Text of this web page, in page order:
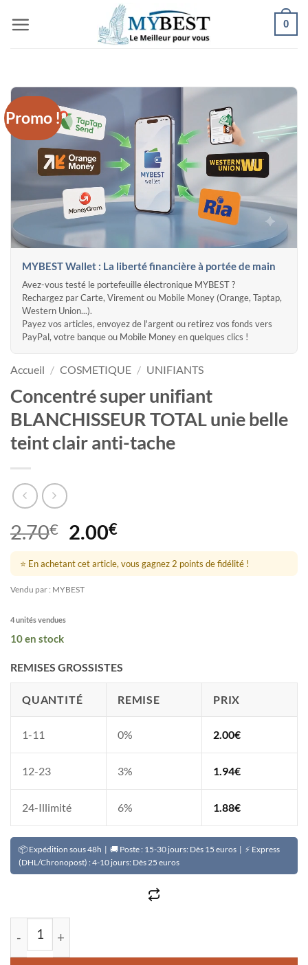
au
0
Promo !
MYBEST Wallet : La liberté financière à portée de main
Avez-vous testé le portefeuille électronique MYBEST ?
Rechargez par Carte, Virement ou Mobile Money (Orange, Taptap,
Western Union...).
Payez vos articles, envoyez de l'argent ou retirez vos fonds vers
PayPal, votre banque ou Mobile Money en quelques clics !
Accueil / COSMETIQUE / UNIFIANTS
Concentré super unifiant
BLANCHISSEUR TOTAL unie belle
teint clair anti-tache
2.70€
Le
prix
initial
était :
2.00€Le
prix
actuel
⭐ En achetant cet article, vous gagnez 2 points de fidélité !
Vendu par : MYBEST
4 unités vendues
10 en stock
REMISES GROSSISTES
QUANTITÉ REMISE PRIX
1-11 0% 2.00€
12-23 3% 1.94€
24-Illimité 6% 1.88€
📦 Expédition sous 48h | 🚚 Poste : 15-30 jours: Dès 15 euros | ⚡ Express
(DHL/Chronopost) : 4-10 jours: Dès 25 euros
quantité de Concentré super unifiant BLANCHISSEUR